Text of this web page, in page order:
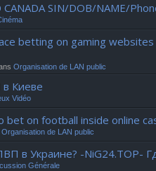
SIN/DOB/NAME/
betting on gaming
Organisation de LAN public
Киеве
Vidéo
bet on football inside online
Organisation de LAN public
в Украине? -NiG24.TOP-
Générale